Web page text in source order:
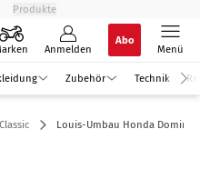
Produkte
Anmelden
Abo
Menü
Zubehör Technik
Louis-Umbau Honda